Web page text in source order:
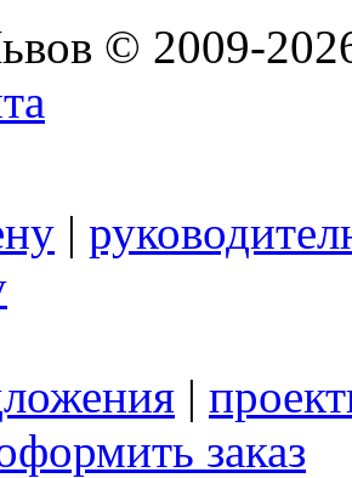
© 2009-
|
|
заказ